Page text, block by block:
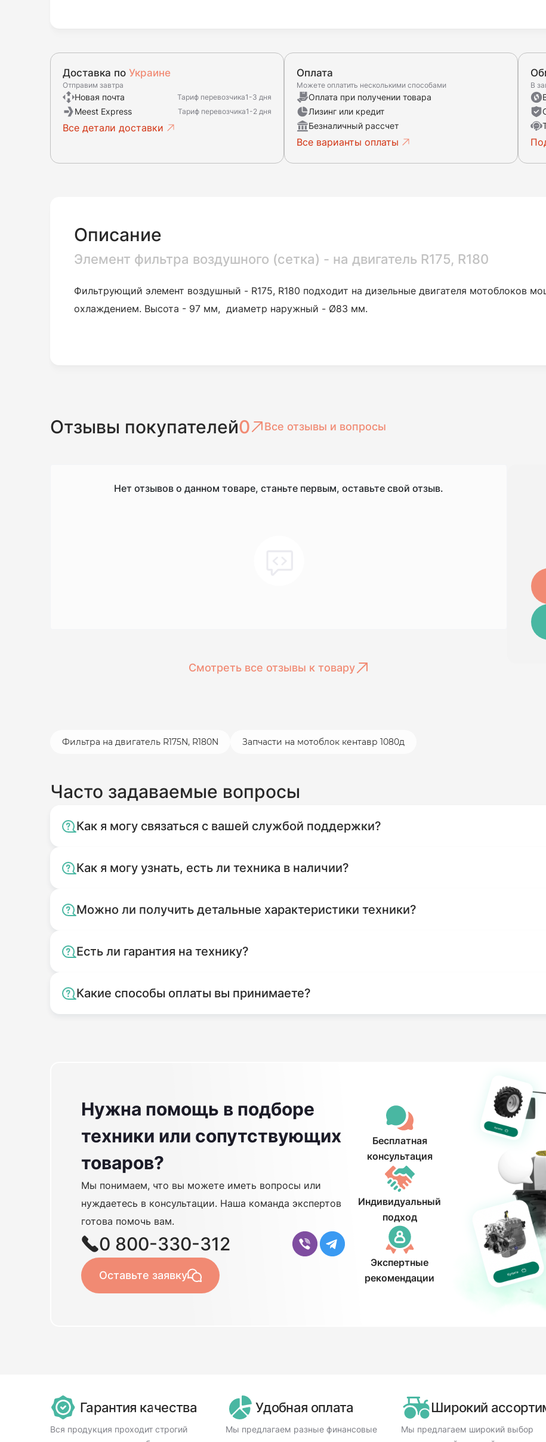
Доставка по Украине
Отправим завтра
Новая почта Тариф перевозчика1-3 дня
Meest Express Тариф перевозчика1-2 дня
Все детали доставки
Оплата
Можете оплатить несколькими способами
Оплата при получении товара
Лизинг или кредит
Безналичный рассчет
Все варианты оплаты
В
Описание
Элемент фильтра воздушного (сетка) - на двигатель R175, R180
Фильтрующий элемент воздушный - R175, R180 подходит на дизельные двигателя мотоблоков
охлаждением. Высота - 97 мм, диаметр наружный - Ø83 мм.
Отзывы покупателей0 Все отзывы и вопросы
Нет отзывов о данном товаре, станьте первым, оставьте свой отзыв.
Смотреть все отзывы к товару
Фильтра на двигатель R175N, R180N Запчасти на мотоблок кентавр 1080д
Часто задаваемые вопросы
Как я могу связаться с вашей службой поддержки?
Как я могу узнать, есть ли техника в наличии?
Можно ли получить детальные характеристики техники?
Есть ли гарантия на технику?
Какие способы оплаты вы принимаете?
Нужна помощь в подборе
техники или сопутствующих
товаров?
Мы понимаем, что вы можете иметь вопросы или
нуждаетесь в консультации. Наша команда экспертов
готова помочь вам.
0 800-330-312
Оставьте заявку
Бесплатная
консультация
Индивидуальный
подход
Экспертные
рекомендации
Гарантия качества
Вся продукция проходит строгий
Удобная оплата
Мы предлагаем разные финансовые
Широкий
Мы предлагаем широкий выбор